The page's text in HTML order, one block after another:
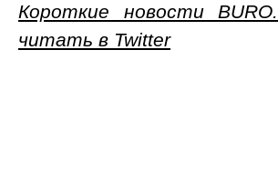
Короткие новости
читать в Twitter